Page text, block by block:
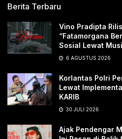
Berita Terbaru
Vino Pradipta
“Fatamorgana
Sosial Lewat
6 AGUSTUS 2026
Korlantas Polri
Lewat
KARIB
30 JULI 2026
Ajak Pendengar